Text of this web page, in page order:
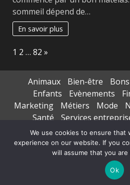
sommeil dépend de…
En savoir plus
Page:
1 2 … 82 Next
»
Animaux Bien-être
Enfants
Evènements
Marketing
Métiers Mode
Santé
Services
Voyages
Copyright © All rights
themes
We use cookies to ensure that
experience on our website. If you
will assume that you
Ok